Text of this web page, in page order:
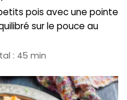
pois avec une pointe
sur le pouce au
: 45 min